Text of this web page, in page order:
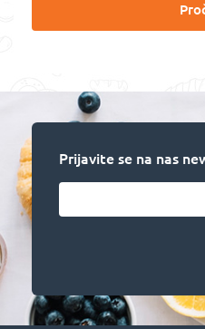
Prijavite se na nas